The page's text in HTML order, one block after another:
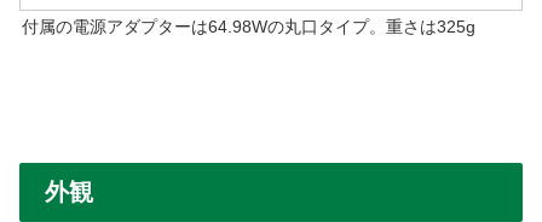
付属の電源アダプターは64.98Wの丸口タイプ。重さは325g
外観